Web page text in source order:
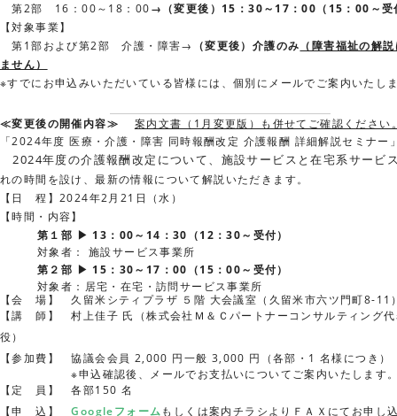
第2部 16 ：00～ 18 ： 00→（変更後）15：30～17：00（15：00～受
【対象事業】
第1部および第2部 介護・障害→ （変更後）介護のみ （障害福祉の解
ません）
※すでにお申込みいただいている皆様には、個別にメールでご案内いたし
≪変更後の開催内容≫ 案内文書（1月変更版）も併せてご確認ください
「2024年度 医療・介護・障害 同時報酬改定 介護報酬 詳細解説セミナー
2024年度の介護報酬改定について、施設サービスと在宅系サービ
れの時間を設け、最新の情報について解説いただきます。
【日 程】 2024年2月 21 日（水）
【時間・内容】
第１部 ▶ 13：00～14：30（12：30～受付）
対象者： 施設サービス事業所
第２部 ▶ 15：30～17：00（15：00～受付）
対象者：居宅・在宅・訪問サービス事業所
【会 場】 久留米シティプラザ ５階 大会議室（久留米市六ツ門町8-11
【講 師】 村上佳子 氏（株式会社Ｍ＆Ｃパートナーコンサルティング
役）
【参加費】 協議会会員 2,000 円一般 3,000 円（各部・1 名様につき）
※申込確認後、メールでお支払いについてご案内いたします
【定 員】 各部150 名
【申 込】Googleフォームもしくは案内チラシよりＦＡＸにてお申し